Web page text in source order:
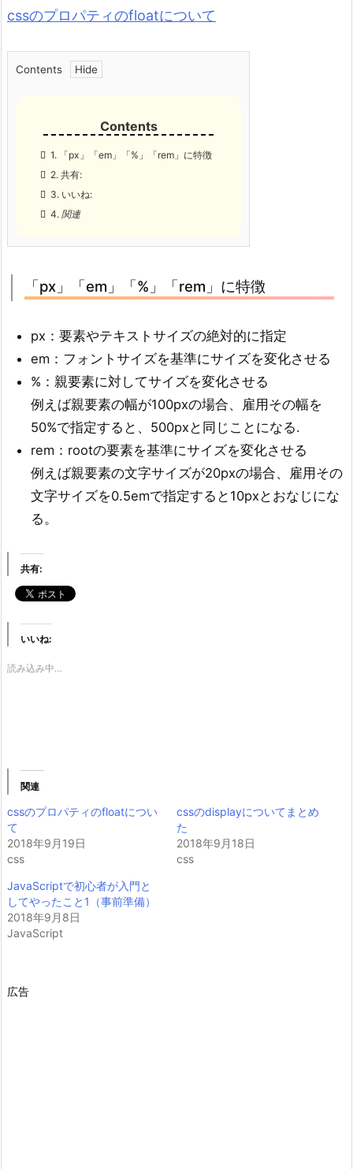
cssのプロパティのfloatについて
Contents
1. 「px」「em」「%」「rem」に特徴
2. 共有:
3. いいね:
4. 関連
「px」「em」「%」「rem」に特徴
px：要素やテキストサイズの絶対的に指定
em：フォントサイズを基準にサイズを変化させる
%：親要素に対してサイズを変化させる
例えば親要素の幅が100pxの場合、雇用その幅を
50%で指定すると、500pxと同じことになる.
rem：rootの要素を基準にサイズを変化させる
例えば親要素の文字サイズが20pxの場合、雇用その
文字サイズを0.5emで指定すると10pxとおなじにな
る。
共有:
いいね:
読み込み中…
関連
cssのプロパティのfloatについ
て
2018年9月19日
css
cssのdisplayについてまとめ
た
2018年9月18日
css
JavaScriptで初心者が入門と
してやったこと1（事前準備）
2018年9月8日
JavaScript
広告